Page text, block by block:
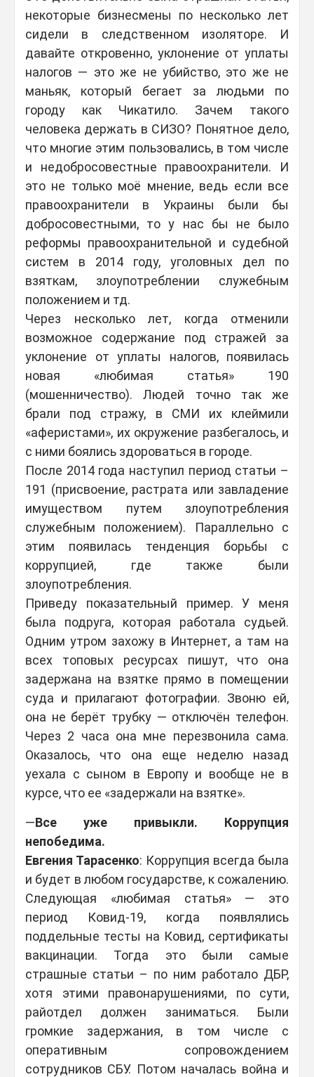
некоторые бизнесмены по несколько лет
сидели в следственном изоляторе. И
давайте откровенно, уклонение от уплаты
налогов — это же не убийство, это же не
маньяк, который бегает за людьми по
городу как Чикатило. Зачем такого
человека держать в СИЗО? Понятное дело,
что многие этим пользовались, в том числе
и недобросовестные правоохранители. И
это не только моё мнение, ведь если все
правоохранители в Украины были бы
добросовестными, то у нас бы не было
реформы правоохранительной и судебной
систем в 2014 году, уголовных дел по
взяткам, злоупотреблении служебным
положением и тд.
Через несколько лет, когда отменили
возможное содержание под стражей за
уклонение от уплаты налогов, появилась
новая «любимая статья» 190
(мошенничество). Людей точно так же
брали под стражу, в СМИ их клеймили
«аферистами», их окружение разбегалось, и
с ними боялись здороваться в городе.
После 2014 года наступил период статьи –
191 (присвоение, растрата или завладение
имуществом путем злоупотребления
служебным положением). Параллельно с
этим появилась тенденция борьбы с
коррупцией, где также были
злоупотребления.
Приведу показательный пример. У меня
была подруга, которая работала судьей.
Одним утром захожу в Интернет, а там на
всех топовых ресурсах пишут, что она
задержана на взятке прямо в помещении
суда и прилагают фотографии. Звоню ей,
она не берёт трубку — отключён телефон.
Через 2 часа она мне перезвонила сама.
Оказалось, что она еще неделю назад
уехала с сыном в Европу и вообще не в
курсе, что ее «задержали на взятке».
—Все уже привыкли. Коррупция
непобедима.
Евгения Тарасенко: Коррупция всегда была
и будет в любом государстве, к сожалению.
Следующая «любимая статья» — это
период Ковид-19, когда появлялись
поддельные тесты на Ковид, сертификаты
вакцинации. Тогда это были самые
страшные статьи – по ним работало ДБР,
хотя этими правонарушениями, по сути,
райотдел должен заниматься. Были
громкие задержания, в том числе с
оперативным сопровождением
сотрудников СБУ. Потом началась война и